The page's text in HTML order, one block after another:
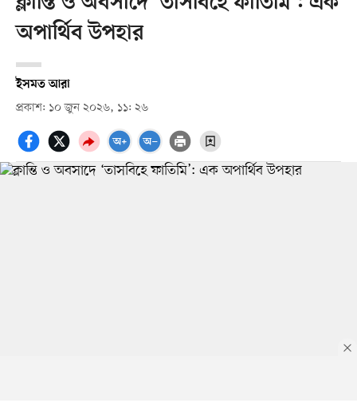
অপার্থিব উপহার
ইসমত আরা
প্রকাশ: ১০ জুন ২০২৬, ১১: ২৬